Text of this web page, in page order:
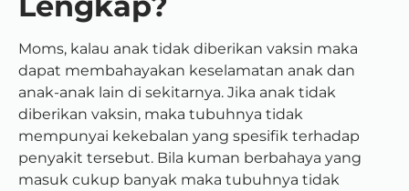
Moms, kalau anak tidak diberikan vaksin maka
dapat membahayakan keselamatan anak dan
anak-anak lain di sekitarnya. Jika anak tidak
diberikan vaksin, maka tubuhnya tidak
mempunyai kekebalan yang spesifik terhadap
penyakit tersebut. Bila kuman berbahaya yang
masuk cukup banyak maka tubuhnya tidak